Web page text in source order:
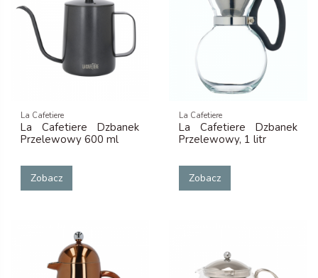
La Cafetiere
La Cafetiere Dzbanek
Przelewowy 600 ml
Zobacz
La Cafetiere
La Cafetiere Dzbanek
Przelewowy, 1 litr
Zobacz